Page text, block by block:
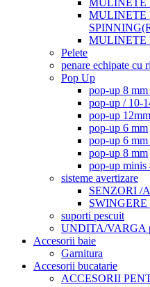
MULINETE
MULINETE
Pelete
penare echipate cu
Pop Up
pop-up 8
pop-up / 10-
pop-up 12mm
pop-up 6 mm
pop-up 6
pop-up 8 mm
pop-up minis
sisteme avertizare
SENZORI /
SWINGERE
suporti pescuit
UNDITA/VARGA
Accesorii baie
Garnitura
Accesorii bucatarie
ACCESORII